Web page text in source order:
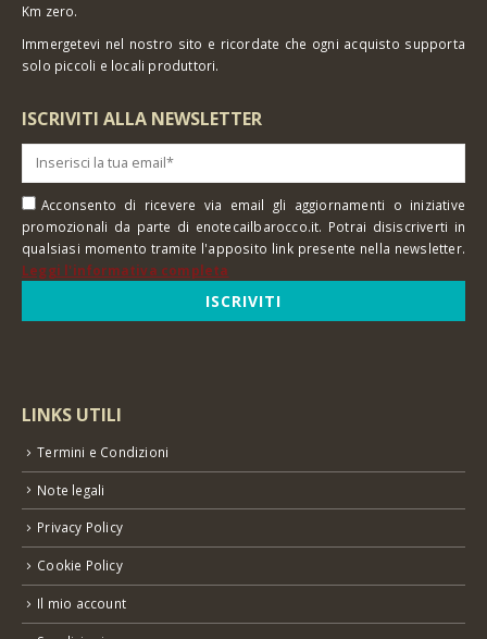
Km zero.
Immergetevi nel nostro sito e ricordate che ogni acquisto supporta
solo piccoli e locali produttori.
ISCRIVITI ALLA NEWSLETTER
Acconsento di ricevere via email gli aggiornamenti o iniziative
promozionali da parte di enotecailbarocco.it. Potrai disiscriverti in
qualsiasi momento tramite l'apposito link presente nella newsletter.
Leggi l'informativa completa
LINKS UTILI
Termini e Condizioni
Note legali
Privacy Policy
Cookie Policy
Il mio account